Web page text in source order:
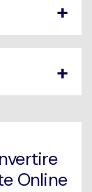
Online